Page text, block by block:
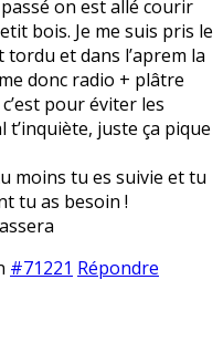
on est allé courir
bois. Je me suis pris le
tordu et dans l’aprem la
donc radio + plâtre
pour éviter les
juste ça pique
moins tu es suivie et tu
tu as besoin !
#71221 Répondre